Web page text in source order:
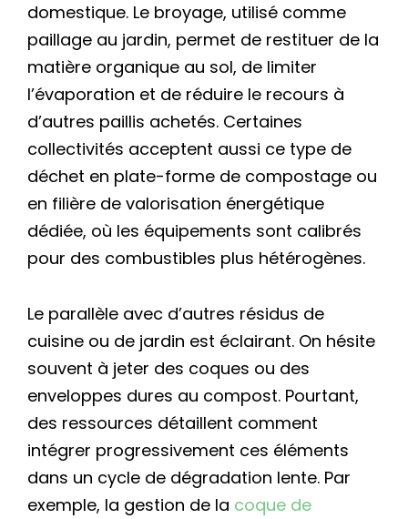
domestique. Le broyage, utilisé comme
paillage au jardin, permet de restituer de la
matière organique au sol, de limiter
l’évaporation et de réduire le recours à
d’autres paillis achetés. Certaines
collectivités acceptent aussi ce type de
déchet en plate-forme de compostage ou
en filière de valorisation énergétique
dédiée, où les équipements sont calibrés
pour des combustibles plus hétérogènes.
Le parallèle avec d’autres résidus de
cuisine ou de jardin est éclairant. On hésite
souvent à jeter des coques ou des
enveloppes dures au compost. Pourtant,
des ressources détaillent comment
intégrer progressivement ces éléments
dans un cycle de dégradation lente. Par
exemple, la gestion de la coque de